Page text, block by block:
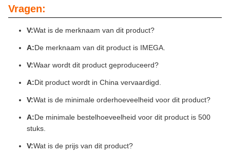
Vragen:
V:Wat is de merknaam van dit product?
A:De merknaam van dit product is IMEGA.
V:Waar wordt dit product geproduceerd?
A:Dit product wordt in China vervaardigd.
V:Wat is de minimale orderhoeveelheid voor dit product?
A:De minimale bestelhoeveelheid voor dit product is 500
stuks.
V:Wat is de prijs van dit product?